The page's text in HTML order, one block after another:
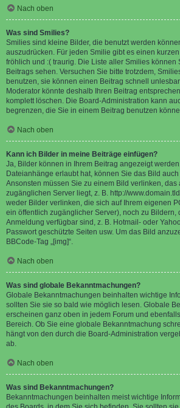
Nach oben
Was sind Smilies?
Smilies sind kleine Bilder, die benutzt werden
auszudrücken. Für jeden Smilie gibt es einen
fröhlich und :( traurig. Die Liste aller Smilies können
Beitrags sehen. Versuchen Sie bitte trotzdem,
benutzen, sie können einen Beitrag schnell
Moderator könnte deshalb Ihren Beitrag
komplett löschen. Die Board-Administration kann
begrenzen, die Sie in einem Beitrag benutzen
Nach oben
Kann ich Bilder in meine Beiträge einfügen?
Ja, Bilder können in Ihrem Beitrag angezeigt
Dateianhänge erlaubt hat, können Sie das Bild
Ansonsten müssen Sie zu einem Bild verlinken, das
zugänglichen Server liegt, z. B. http://
weder Bilder verlinken, die sich auf Ihrem eigenen
ein öffentlich zugänglicher Server), noch zu Bildern,
Anmeldung verfügbar sind, z. B. Hotmail- oder
Passwort geschützte Seiten usw. Um das Bild
BBCode-Tag „[img]“.
Nach oben
Was sind globale Bekanntmachungen?
Globale Bekanntmachungen beinhalten wichtige
sollten Sie sie so bald wie möglich lesen. Globale
erscheinen ganz oben in jedem Forum und
Bereich. Ob Sie eine globale Bekanntmachung
hängt von den durch die Board-Administration
ab.
Nach oben
Was sind Bekanntmachungen?
Bekanntmachungen beinhalten meist wichtige